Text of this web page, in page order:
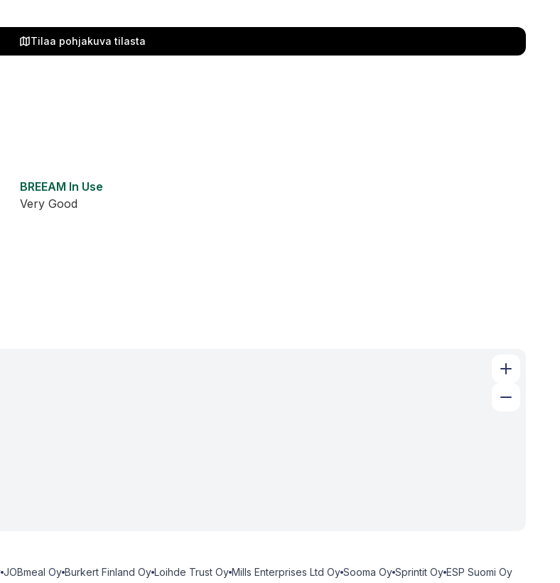
Tilaa pohjakuva tilasta
BREEAM In Use
Very Good
JOBmeal Oy Burkert Finland Oy Loihde Trust Oy Mills Enterprises Ltd Oy Sooma Oy Sprintit Oy ESP Suomi Oy